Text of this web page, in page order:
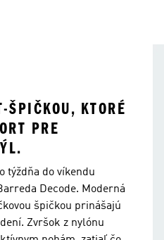
ŠPIČKOU, KTORÉ
PRE
týždňa do víkendu
Decode. Moderná
špičkou prinášajú
Zvršok z nylónu